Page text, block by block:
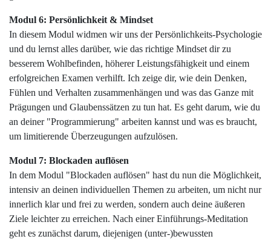
Modul 6: Persönlichkeit & Mindset
In diesem Modul widmen wir uns der Persönlichkeits-Psychologie
und du lernst alles darüber, wie das richtige Mindset dir zu
besserem Wohlbefinden, höherer Leistungsfähigkeit und einem
erfolgreichen Examen verhilft. Ich zeige dir, wie dein Denken,
Fühlen und Verhalten zusammenhängen und was das Ganze mit
Prägungen und Glaubenssätzen zu tun hat. Es geht darum, wie du
an deiner "Programmierung" arbeiten kannst und was es braucht,
um limitierende Überzeugungen aufzulösen.
Modul 7: Blockaden auflösen
In dem Modul "Blockaden auflösen" hast du nun die Möglichkeit,
intensiv an deinen individuellen Themen zu arbeiten, um nicht nur
innerlich klar und frei zu werden, sondern auch deine äußeren
Ziele leichter zu erreichen. Nach einer Einführungs-Meditation
geht es zunächst darum, diejenigen (unter-)bewussten